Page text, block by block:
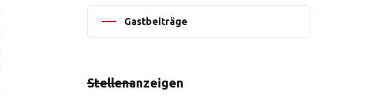
Gastbeiträge
Stellenanzeigen